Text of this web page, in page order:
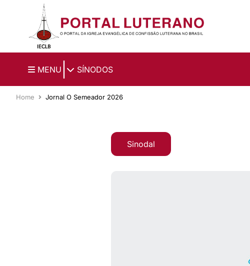
Ir para o conteúdo principal
MENU SÍNODOS
Home Jornal O Semeador 2026
Sinodal